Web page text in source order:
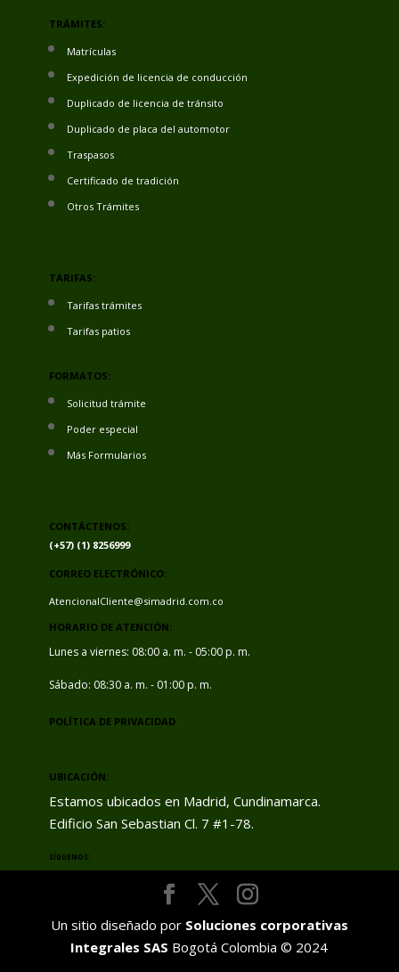
TRÁMITES:
Matrículas
Expedición de licencia de conducción
Duplicado de licencia de tránsito
Duplicado de placa del automotor
Traspasos
Certificado de tradición
Otros Trámites
TARIFAS:
Tarifas trámites
Tarifas patios
FORMATOS:
Solicitud trámite
Poder especial
Más Formularios
CONTÁCTENOS:
(+57) (1) 8256999
CORREO ELECTRÓNICO:
AtencionalCliente@simadrid.com.co
HORARIO DE ATENCIÓN:
Lunes a viernes: 08:00 a. m. - 05:00 p. m.
Sábado: 08:30 a. m. - 01:00 p. m.
POLÍTICA DE PRIVACIDAD
UBICACIÓN:
Estamos ubicados en Madrid, Cundinamarca.
Edificio San Sebastian Cl. 7 #1-78.
SÍGUENOS:
Un sitio diseñado por Soluciones corporativas
Integrales SAS Bogotá Colombia © 2024